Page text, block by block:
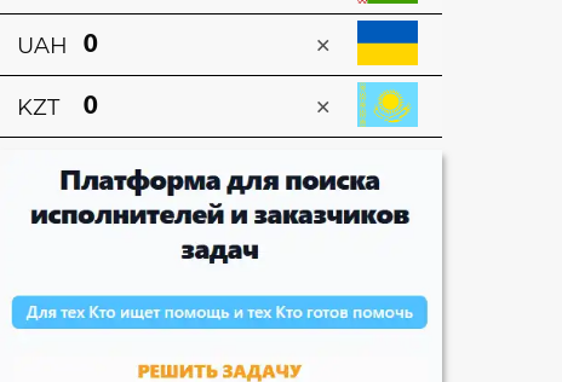
UAH ×
KZT ×